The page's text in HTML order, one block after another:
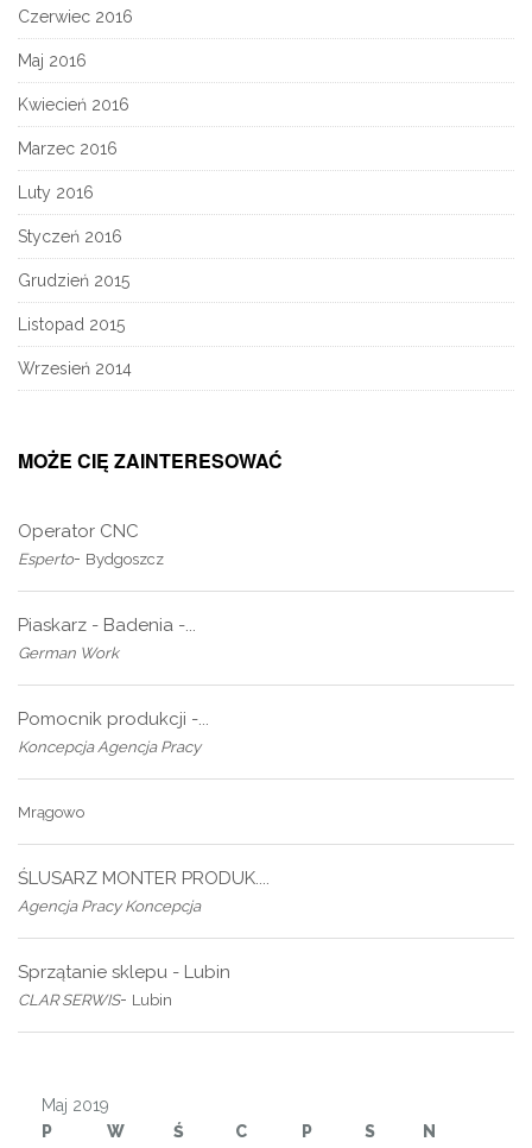
Czerwiec 2016
Maj 2016
Kwiecień 2016
Marzec 2016
Luty 2016
Styczeń 2016
Grudzień 2015
Listopad 2015
Wrzesień 2014
MOŻE CIĘ ZAINTERESOWAĆ
Operator CNC
Esperto- Bydgoszcz
Piaskarz - Badenia -...
German Work
Pomocnik produkcji -...
Koncepcja Agencja Pracy
Mrągowo
ŚLUSARZ MONTER PRODUK....
Agencja Pracy Koncepcja
Sprzątanie sklepu - Lubin
CLAR SERWIS- Lubin
Maj 2019
P
W Ś C P S
N